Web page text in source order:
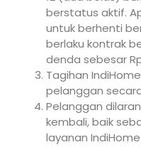
berstatus aktif.
untuk berhenti
berlaku kontrak
denda sebesar
Tagihan
pelanggan
Pelanggan
kembali, baik
layanan